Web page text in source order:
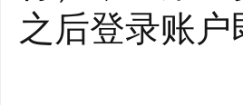
商城涵盖健
付宝在线支
之后登录账